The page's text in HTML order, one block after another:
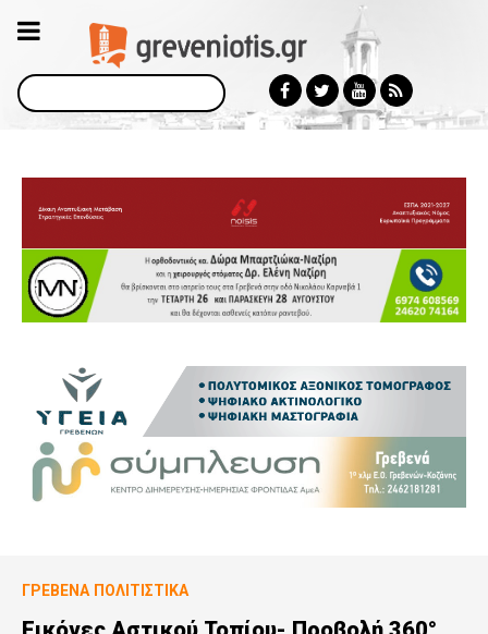
Αναζήτηση
ΓΡΕΒΕΝΆ ΠΟΛΙΤΙΣΤΙΚΆ